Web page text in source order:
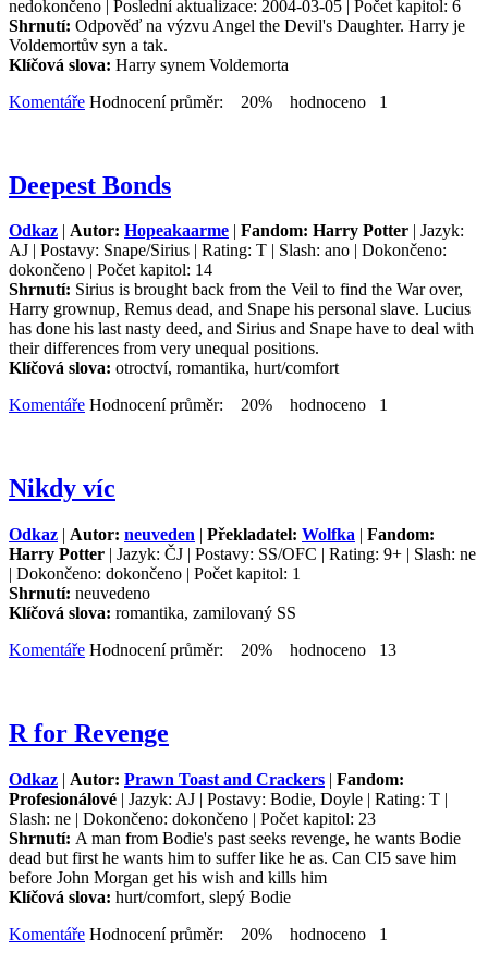
nedokončeno | Poslední aktualizace: 2004-03-05 | Počet kapitol: 6
Shrnutí: Odpověď na výzvu Angel the Devil's Daughter. Harry je
Voldemortův syn a tak.
Klíčová slova: Harry synem Voldemorta
Komentáře Hodnocení průměr: 20% hodnoceno 1
Deepest Bonds
Odkaz | Autor: Hopeakaarme | Fandom: Harry Potter | Jazyk:
AJ | Postavy: Snape/Sirius | Rating: T | Slash: ano | Dokončeno:
dokončeno | Počet kapitol: 14
Shrnutí: Sirius is brought back from the Veil to find the War over,
Harry grownup, Remus dead, and Snape his personal slave. Lucius
has done his last nasty deed, and Sirius and Snape have to deal with
their differences from very unequal positions.
Klíčová slova: otroctví, romantika, hurt/comfort
Komentáře Hodnocení průměr: 20% hodnoceno 1
Nikdy víc
Odkaz | Autor: neuveden | Překladatel: Wolfka | Fandom:
Harry Potter | Jazyk: ČJ | Postavy: SS/OFC | Rating: 9+ | Slash: ne
| Dokončeno: dokončeno | Počet kapitol: 1
Shrnutí: neuvedeno
Klíčová slova: romantika, zamilovaný SS
Komentáře Hodnocení průměr: 20% hodnoceno 13
R for Revenge
Odkaz | Autor: Prawn Toast and Crackers | Fandom:
Profesionálové | Jazyk: AJ | Postavy: Bodie, Doyle | Rating: T |
Slash: ne | Dokončeno: dokončeno | Počet kapitol: 23
Shrnutí: A man from Bodie's past seeks revenge, he wants Bodie
dead but first he wants him to suffer like he as. Can CI5 save him
before John Morgan get his wish and kills him
Klíčová slova: hurt/comfort, slepý Bodie
Komentáře Hodnocení průměr: 20% hodnoceno 1